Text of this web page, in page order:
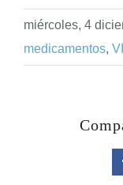
miércoles, 4
medicamentos,